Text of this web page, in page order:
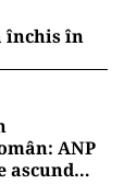
închis în
ANP
ascund